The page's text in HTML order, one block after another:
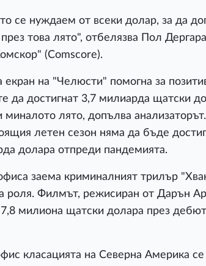
се нуждаем от всеки долар, за да
това лято", отбелязва Пол
(Comscore).
екран на "Челюсти" помогна за
да достигнат 3,7 милиарда щатски
миналото лято, допълва
летен сезон няма да бъде
долара отпреди пандемията.
заема криминалният трилър
роля. Филмът, режисиран от Дарън
милиона щатски долара през
класацията на Северна Америка